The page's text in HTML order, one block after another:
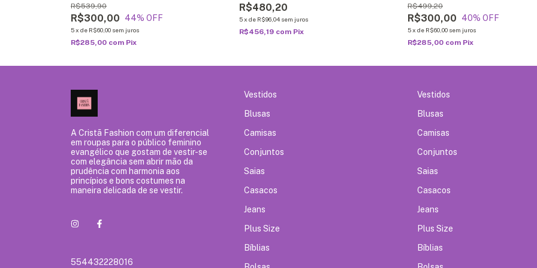
R$300,00
R$539,90
44% OFF
5x de R$60,00 sem juros
R$285,00 com Pix
R$480,20
5x de R$96,04 sem juros
R$456,19 com Pix
R$300,00
R$499,20
40% OFF
5x de R$60,00 sem juros
R$285,00 com Pix
A Cristã Fashion com um diferencial
em roupas para o público feminino
evangélico que gostam de vestir-se
com elegância sem abrir mão da
prudência com harmonia aos
princípios e bons costumes na
maneira delicada de se vestir.
554432228016
Vestidos
Blusas
Camisas
Conjuntos
Saias
Casacos
Jeans
Plus Size
Bíblias
Vestidos
Blusas
Camisas
Conjuntos
Saias
Casacos
Jeans
Plus Size
Bíblias